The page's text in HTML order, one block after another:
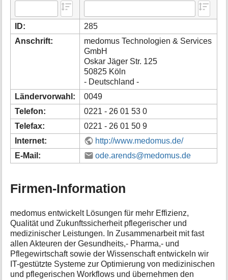
o
e
n
i
ID:
285
Anschrift:
medomus Technologien & Services
GmbH
Oskar Jäger Str. 125
50825 Köln
- Deutschland -
Ländervorwahl:
0049
Telefon:
0221 - 26 01 53 0
Telefax:
0221 - 26 01 50 9
Internet:
http://www.medomus.de/
E-Mail:
ode.arends@medomus.de
Firmen-Information
medomus entwickelt Lösungen für mehr Effizienz,
Qualität und Zukunftssicherheit pflegerischer und
medizinischer Leistungen. In Zusammenarbeit mit fast
allen Akteuren der Gesundheits,- Pharma,- und
Pflegewirtschaft sowie der Wissenschaft entwickeln wir
IT-gestützte Systeme zur Optimierung von medizinischen
und pflegerischen Workflows und übernehmen den